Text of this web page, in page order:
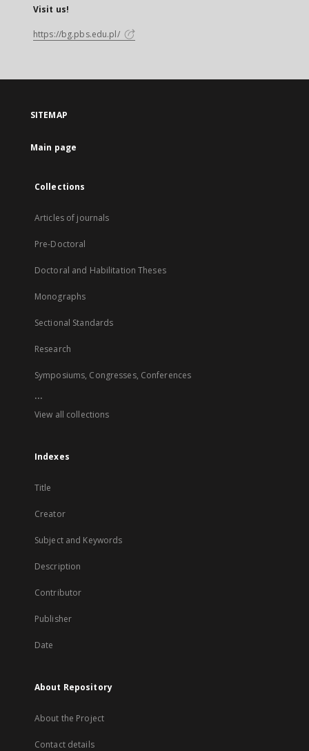
Visit us!
https://bg.pbs.edu.pl/
SITEMAP
Main page
Collections
Articles of journals
Pre-Doctoral
Doctoral and Habilitation Theses
Monographs
Sectional Standards
Research
Symposiums, Congresses, Conferences
...
View all collections
Indexes
Title
Creator
Subject and Keywords
Description
Contributor
Publisher
Date
About Repository
About the Project
Contact details